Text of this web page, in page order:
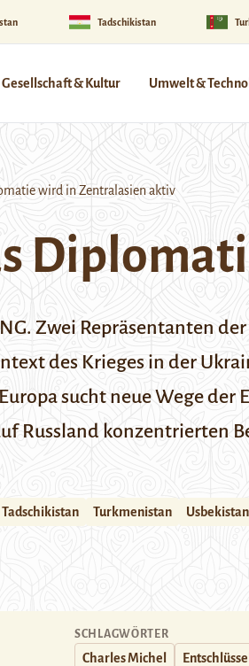
Tadschikistan
Gesellschaft & Kultur Umwelt &
wird in Zentralasien aktiv
Zwei Repräsentanten
des Krieges in der
sucht neue Wege
Russland konzentrierten
Tadschikistan Turkmenistan Usbekistan
SCHLAGWÖRTER
Charles Michel